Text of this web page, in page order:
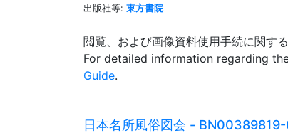
出版社等: 東方書院
閲覧、および画像資料使用手続に関す
For detailed information regarding
Guide.
日本名所風俗図会 -